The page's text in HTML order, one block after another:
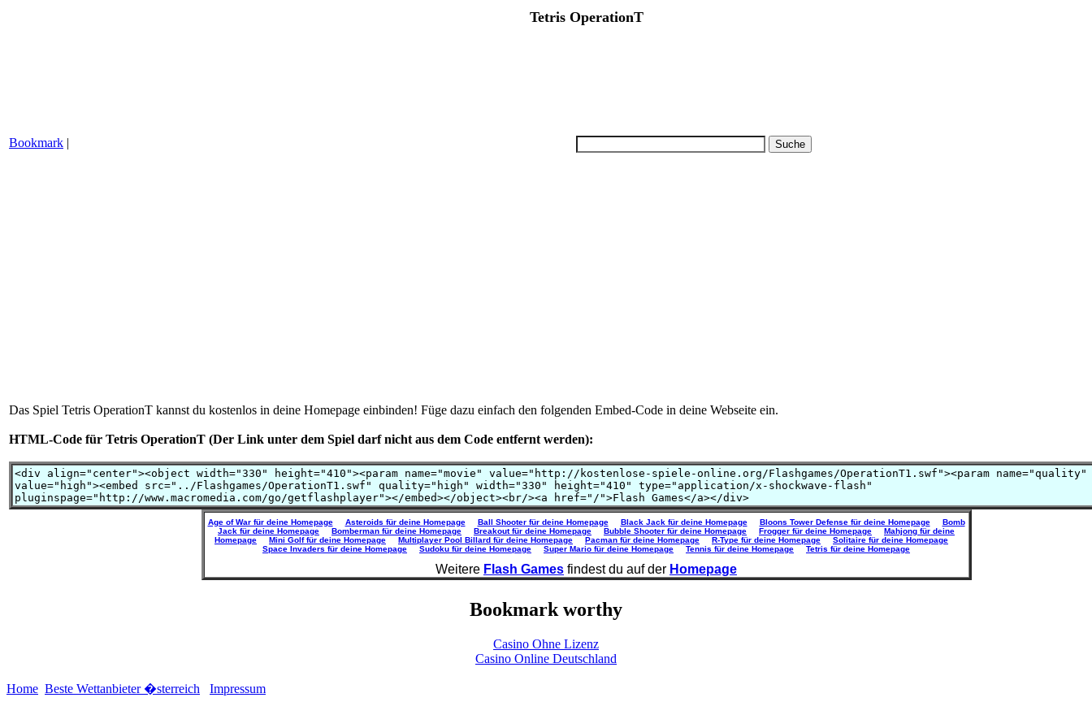
Bookmark |
Tetris OperationT
Das Spiel Tetris OperationT kannst du kostenlos in deine Homepage einbinden! Füge dazu einfach den folgenden Embed-Code in deine Webseite ein.
HTML-Code für Tetris OperationT (Der Link unter dem Spiel darf nicht aus dem Code entfernt werden):
Age of War für deine Homepage Asteroids für deine Homepage Ball Shooter für deine Homepage Black Jack für deine Homepage Bloons Tower Defense für deine Homepage
Bomb
Jack für deine Homepage
Bomberman für deine Homepage Breakout für deine Homepage Bubble Shooter für deine Homepage Frogger für deine Homepage
Mahjong für deine
Homepage
Mini Golf für deine Homepage Multiplayer Pool Billard für deine Homepage Pacman für deine Homepage R-Type für deine Homepage
Solitaire für deine Homepage
Space Invaders für deine Homepage
Sudoku für deine Homepage Super Mario für deine Homepage Tennis für deine Homepage Tetris für deine Homepage
Weitere Flash Games findest du auf der Homepage
Bookmark worthy
Casino Ohne Lizenz
Casino Online Deutschland
Home Beste Wettanbieter �sterreich Impressum